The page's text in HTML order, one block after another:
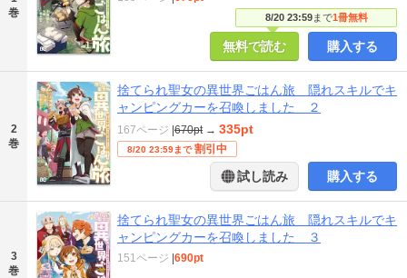
巻
8/20 23:59まで1冊無料
無料で読む 購入する
2
巻
捨てられ聖女の異世界ごはん旅 隠れスキルでキ
ャンピングカーを召喚しました ２
167ページ |670pt → 335pt
8/20 23:59まで 割引中
試し読み 購入する
3
巻
捨てられ聖女の異世界ごはん旅 隠れスキルでキ
ャンピングカーを召喚しました ３
151ページ |690pt